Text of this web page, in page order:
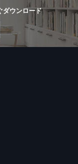
ダウンロード